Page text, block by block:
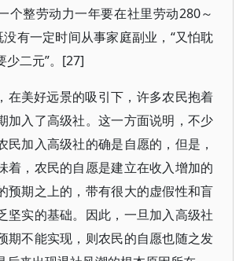
个整劳动力一年要在社里劳动280～
有一定时间从事家庭副业，“又怕耽
少二元”。[27]
在美好远景的吸引下，许多农民抱着
加入了高级社。这一方面说明，不少
民加入高级社的确是自愿的，但是，
着，农民的自愿是建立在收入增加的
预期之上的，带有很大的虚假性和盲
坚实的基础。因此，一旦加入高级社
期不能实现，则农民的自愿也随之发